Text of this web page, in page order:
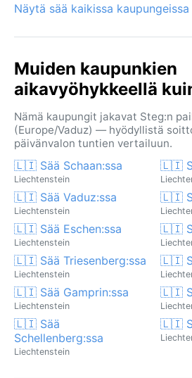
Näytä sää kaikissa
Muiden kaupunkien
aikavyöhykkeellä
Nämä kaupungit jakavat Steg:n
(Europe/Vaduz) — hyödyllistä
päivänvalon tuntien vertailuun.
🇱🇮 Sää Schaan:ssa
Liechtenstein
🇱🇮
🇱🇮 Sää Vaduz:ssa
Liechtenstein
🇱🇮
🇱🇮 Sää Eschen:ssa
Liechtenstein
🇱🇮
🇱🇮 Sää Triesenberg:ssa
Liechtenstein
🇱🇮
🇱🇮 Sää Gamprin:ssa
Liechtenstein
🇱🇮
🇱🇮 Sää
Schellenberg:ssa
Liechtenstein
🇱🇮